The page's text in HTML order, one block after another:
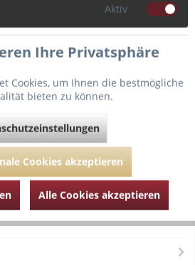
2340-natur-42
Aktiv
Ihre Privatsphäre
Cookies, um Ihnen die bestmögliche
bieten zu können.
Cookies akzeptieren
Alle Cookies akzeptieren